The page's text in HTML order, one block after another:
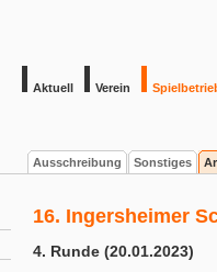
Aktuell Verein
Ausschreibung Sonstiges
16. Ingersheimer
4. Runde (20.01.2023)